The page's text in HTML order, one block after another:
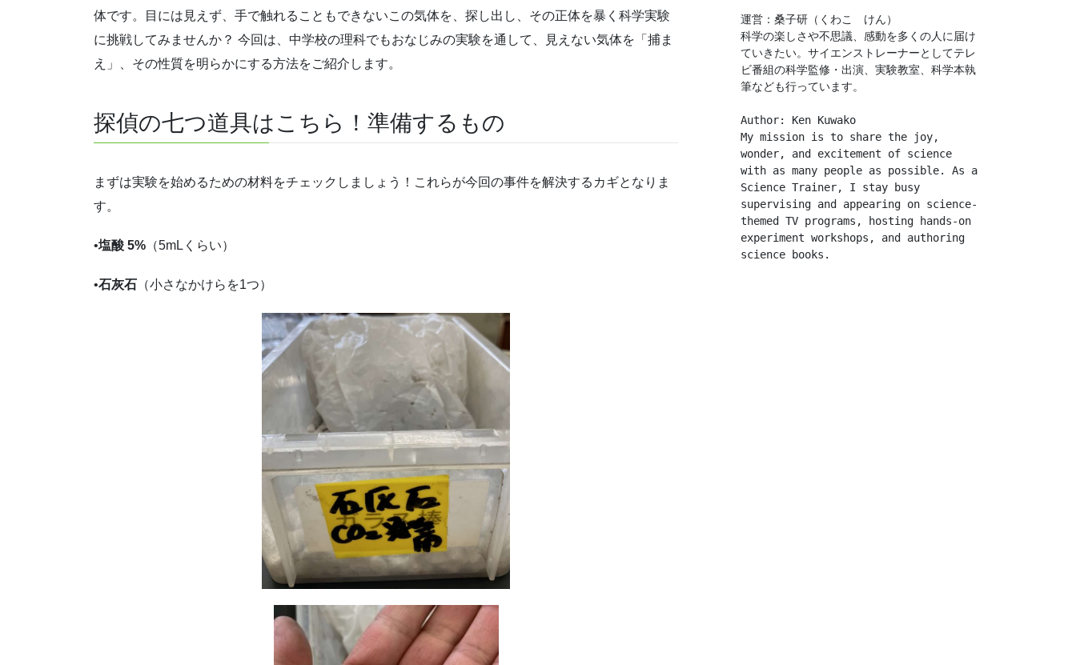
体です。目には見えず、手で触れることもできないこの気体を、探し出し、その正体を暴く科学実験
に挑戦してみませんか？ 今回は、中学校の理科でもおなじみの実験を通して、見えない気体を「捕ま
え」、その性質を明らかにする方法をご紹介します。
探偵の七つ道具はこちら！準備するもの
まずは実験を始めるための材料をチェックしましょう！これらが今回の事件を解決するカギとなりま
す。
•塩酸 5% （5mLくらい）
•石灰石 （小さなかけらを1つ）
運営：桑子研（くわこ　けん）
科学の楽しさや不思議、感動を多くの人に届け
ていきたい。サイエンストレーナーとしてテレ
ビ番組の科学監修・出演、実験教室、科学本執
筆なども行っています。
Author: Ken Kuwako
My mission is to share the joy,
wonder, and excitement of science
with as many people as possible. As a
Science Trainer, I stay busy
supervising and appearing on science-
themed TV programs, hosting hands-on
experiment workshops, and authoring
science books.